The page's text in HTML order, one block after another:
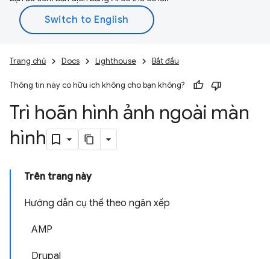
Trang chủ Docs Lighthouse Bắt đầu
Thông tin này có hữu ích không cho bạn không?
Trì hoãn hình ảnh ngoài màn
hình
Trên trang này
Hướng dẫn cụ thể theo ngăn xếp
AMP
Drupal